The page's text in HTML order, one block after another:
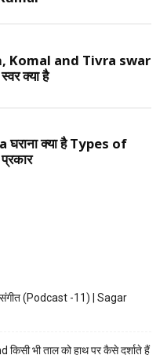
(Podcast -11) | Sagar
भी ताल को हाथ पर कैसे दर्शाते हैं